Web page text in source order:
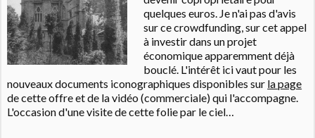
quelques euros. Je n'ai pas d'avis
sur ce crowdfunding, sur cet appel
à investir dans un projet
économique apparemment déjà
bouclé. L'intérêt ici vaut pour les
nouveaux documents iconographiques disponibles sur la page
de cette offre et de la vidéo (commerciale) qui l'accompagne.
L'occasion d'une visite de cette folie par le ciel…